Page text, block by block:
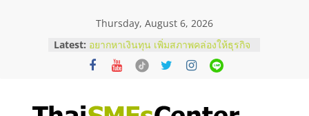
Thursday, August 6, 2026
Latest: อยากหาเงินทุน เพิ่มสภาพคล่องให้ธุรกิจ
เริ่มยังไงให้ผ่านฉลุย
สัมมนาออนไลน์ โอกาสบริหารสถานี